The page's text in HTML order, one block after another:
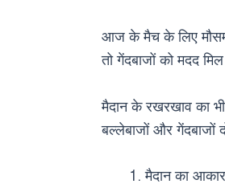
आज के मैच के लिए मौसम
तो गेंदबाजों को मदद
मैदान के रखरखाव का
बल्लेबाजों और गेंदबाजों
मैदान का आकार